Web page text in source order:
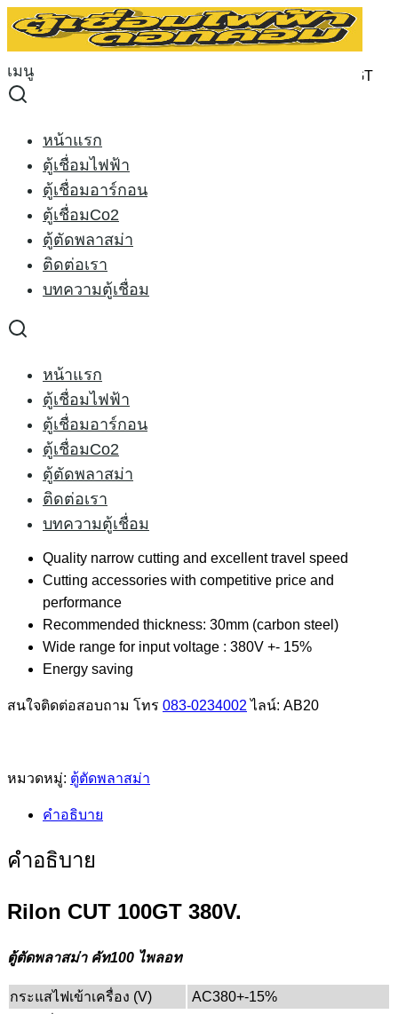
Skip
เมนู
หน้าแรก
ตู้เชื่อมไฟฟ้า
ตู้เชื่อมอาร์กอน
ตู้เชื่อมCo2
ตู้ตัดพลาสม่า
ติดต่อเรา
บทความตู้เชื่อม
หน้าแรก
ตู้เชื่อมไฟฟ้า
ตู้เชื่อมอาร์กอน
ตู้เชื่อมCo2
ตู้ตัดพลาสม่า
ติดต่อเรา
บทความตู้เชื่อม
for:
หน้าหลัก
ตู้ตัดพลาสม่า RILON CUT 100GT
380V.
ตู้ตัดพลาสม่า RILON CUT
100GT 380V.
30,000.00฿Original
27,500.00
ตู้ตัดพลาสม่า
อุปกรณ์ประกอบ
สายตัดBWP-80 5เมตร
สายดินพร้อมคีมจับสายดิน 3 เมตร
เกจ์ปรับแรงดันลม
สายแก๊สพร้อมเข็มขัดรัด 1ชุด
ทิพ+อิเลคโทรด BWP-80 5ชุด
Smooth arc striking with HF control
Quality narrow cutting and excellent travel speed
Cutting accessories with competitive price and
performance
Recommended thickness: 30mm (carbon steel)
Wide range for input voltage : 380V +- 15%
Energy saving
สนใจติดต่อสอบถาม โทร 083-0234002 ไลน์: AB20
หมวดหมู่: ตู้ตัดพลาสม่า
คำอธิบาย
คำอธิบาย
Rilon CUT 100GT 380V.
ตู้ตัดพลาสม่า คัท100 ไพลอท
กระแสไฟเข้าเครื่อง (V)
AC380+-15%